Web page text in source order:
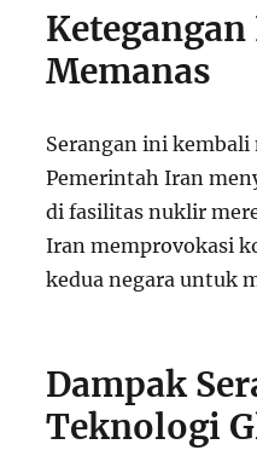
Memanas
Serangan ini
Pemerintah Iran
di fasilitas nuklir
Iran memprovokasi
kedua negara untuk
Dampak
Teknologi